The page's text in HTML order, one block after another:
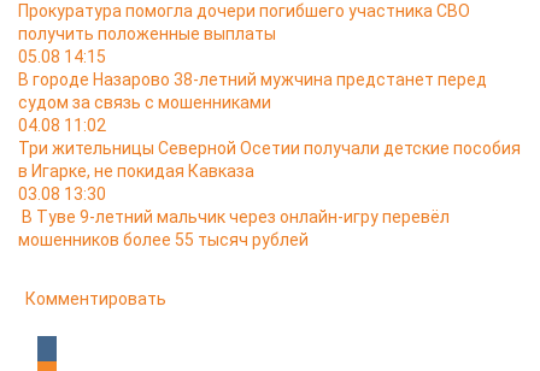
Прокуратура помогла дочери погибшего участника СВО
получить положенные выплаты
05.08 14:15
В городе Назарово 38-летний мужчина предстанет перед
судом за связь с мошенниками
04.08 11:02
Три жительницы Северной Осетии получали детские пособия
в Игарке, не покидая Кавказа
03.08 13:30
В Туве 9-летний мальчик через онлайн-игру перевёл
мошенников более 55 тысяч рублей
Комментировать